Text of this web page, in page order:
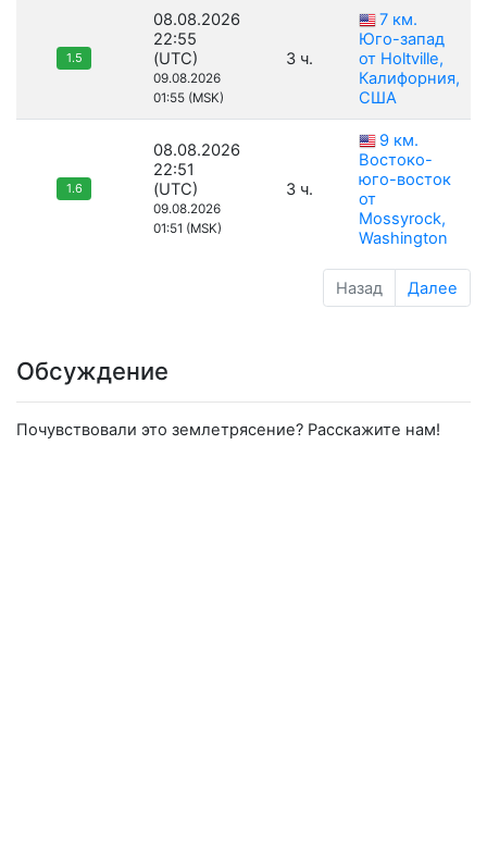
1.5
08.08.2026
22:55
(UTC)
09.08.2026
01:55 (MSK)
3 ч.
7 км.
Юго-запад
от Holtville,
Калифорния,
США
1.6
08.08.2026
22:51
(UTC)
09.08.2026
01:51 (MSK)
3 ч.
9 км.
Востоко-
юго-восток
от
Mossyrock,
Washington
Назад Далее
Обсуждение
Почувствовали это землетрясение? Расскажите нам!